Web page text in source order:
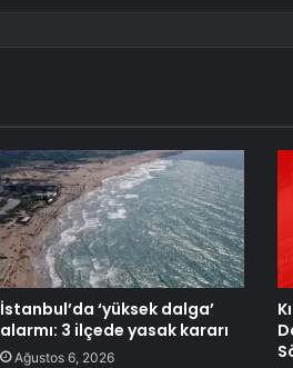
İstanbul’da ‘yüksek dalga’
alarmı: 3 ilçede yasak kararı
Ağustos 6, 2026